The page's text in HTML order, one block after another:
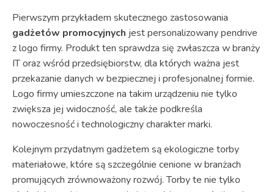
Pierwszym przykładem skutecznego zastosowania
gadżetów promocyjnych jest personalizowany pendrive
z logo firmy. Produkt ten sprawdza się zwłaszcza w branży
IT oraz wśród przedsiębiorstw, dla których ważna jest
przekazanie danych w bezpiecznej i profesjonalnej formie.
Logo firmy umieszczone na takim urządzeniu nie tylko
zwiększa jej widoczność, ale także podkreśla
nowoczesność i technologiczny charakter marki.
Kolejnym przydatnym gadżetem są ekologiczne torby
materiałowe, które są szczególnie cenione w branżach
promujących zrównoważony rozwój. Torby te nie tylko